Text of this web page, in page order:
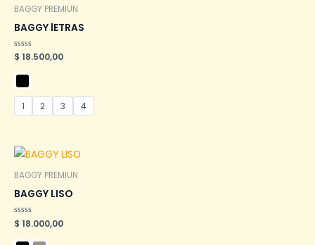
BAGGY PREMIUN
BAGGY lETRAS
Valorado
en
0
de
5
$ 18.500,00
1 2 3 4
BAGGY PREMIUN
BAGGY LISO
Valorado
en
0
$ 18.000,00